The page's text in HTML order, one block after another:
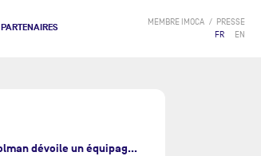
PARTENAIRES MEMBRE IMOCA
PRESSE
FR
EN
Conrad Colman dévoile un équipage 100% néo-zélandais tourné vers l'avenir…